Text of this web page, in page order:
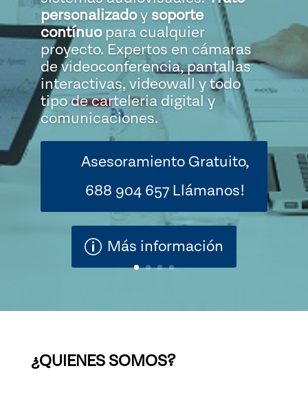
Asesoramiento Gratuito,
688 904 657 Llámanos!
¿QUIENES SOMOS?